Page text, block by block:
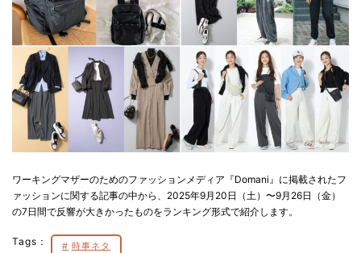
ワーキングマザーのためのファッションメディア『Domani』に掲載されたフ
ァッションに関する記事の中から、2025年9月20日（土）〜9月26日（金）
の7日間で反響が大きかったものをランキング形式で紹介します。
Tags： 時事ネタ